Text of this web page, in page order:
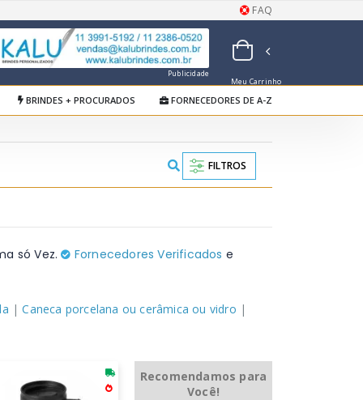
FAQ
Publicidade
Meu Carrinho
de Orçamentos
BRINDES + PROCURADOS FORNECEDORES DE A-Z
FILTROS
só Vez. Fornecedores Verificados e
|Caneca porcelana ou cerâmica ou vidro |
Recomendamos para
Você!